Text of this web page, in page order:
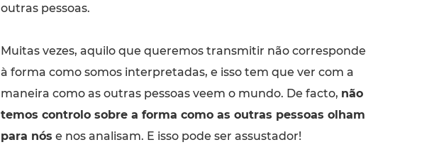
outras pessoas.
Muitas vezes, aquilo que queremos transmitir não corresponde
à forma como somos interpretadas, e isso tem que ver com a
maneira como as outras pessoas veem o mundo. De facto, não
temos controlo sobre a forma como as outras pessoas olham
para nós e nos analisam. E isso pode ser assustador!